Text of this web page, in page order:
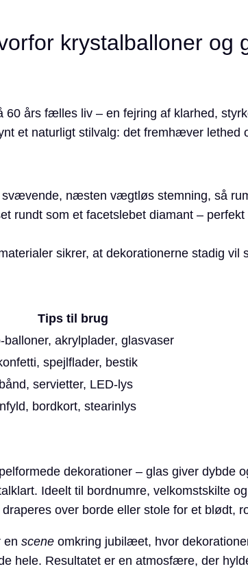
krystalballoner og
60 års fælles liv – en fejring af klarhed,
et naturligt stilvalg: det fremhæver
svævende, næsten vægtløs stemning, så
rundt som et facetslebet diamant –
sikrer, at dekorationerne stadig
Tips til brug
balloner, akrylplader, glasvaser
spejlflader, bestik
servietter, LED-lys
bordkort, stearinlys
dekorationer – glas giver dybde
Ideelt til bordnumre, velkomstskilte
over borde eller stole for et blødt,
en sceneomkring jubilæet, hvor
hele. Resultatet er en atmosfære, der